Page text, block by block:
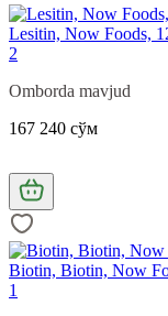
Lesitin, Now Foods,
2
Omborda mavjud
167 240 сўм
Biotin, Biotin, Now
1